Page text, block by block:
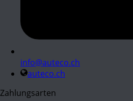
info@auteco.ch
auteco.ch
Zahlungsarten